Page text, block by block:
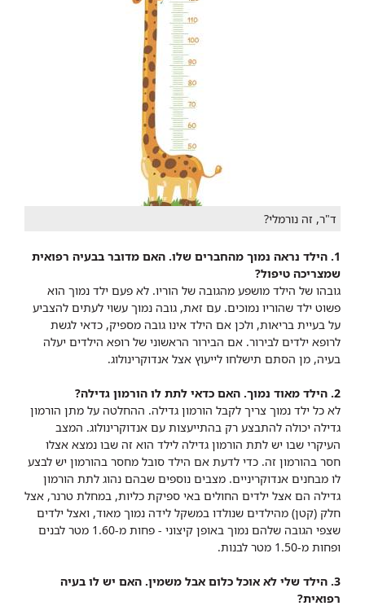
ד"ר, זה נורמלי?
1. הילד נראה נמוך מהחברים שלו. האם מדובר בבעיה רפואית
שמצריכה טיפול?
גובהו של הילד מושפע מהגובה של הוריו. לא פעם ילד נמוך הוא
פשוט ילד שהוריו נמוכים. עם זאת, גובה נמוך עשוי לעתים להצביע
על בעיית בריאות, ולכן אם הילד אינו גובה מספיק, כדאי לגשת
לרופא ילדים לבירור. אם הבירור הראשוני של רופא הילדים יעלה
בעיה, מן הסתם תישלחו לייעוץ אצל אנדוקרינולוג.
2. הילד מאוד נמוך. האם כדאי לתת לו הורמון גדילה?
לא כל ילד נמוך צריך לקבל הורמון גדילה. ההחלטה על מתן הורמון
גדילה יכולה להתבצע רק בהתייעצות עם אנדוקרינולוג. המצב
העיקרי שבו יש לתת הורמון גדילה לילד הוא זה שבו נמצא אצלו
חסר בהורמון זה. כדי לדעת אם הילד סובל מחסר בהורמון יש לבצע
לו מבחנים אנדוקריניים. מצבים נוספים שבהם נהוג לתת הורמון
גדילה הם אצל ילדים החולים באי ספיקת כליות, במחלת טרנר, אצל
חלק (קטן) מהילדים שנולדו במשקל לידה נמוך מאוד, ואצל ילדים
שצפי הגובה שלהם נמוך באופן קיצוני - פחות מ-1.60 מטר לבנים
ופחות מ-1.50 מטר לבנות.
3. הילד שלי לא אוכל כלום אבל משמין. האם יש לו בעיה
רפואית?